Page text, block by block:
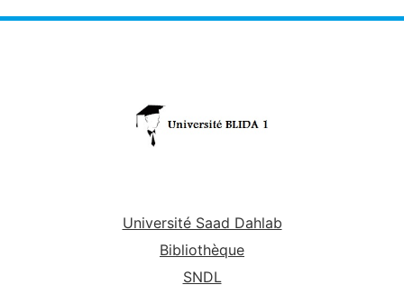
Université Saad Dahlab
Bibliothèque
SNDL